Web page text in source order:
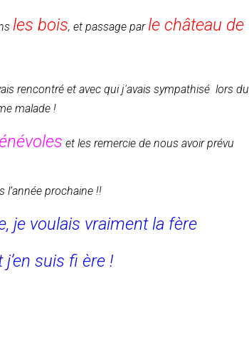
les bois, et passage parle château de
rencontré et avec qui j'avais sympathisé lors du
malade !
et les remercie de nous avoir prévu
l’année prochaine !!
je voulais vraiment la fère
suis fi ère !